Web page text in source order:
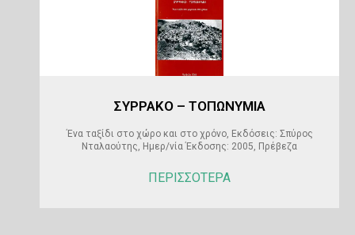
ΣΥΡΡΑΚΟ – ΤΟΠΩΝΥΜΙΑ
Ένα ταξίδι στο χώρο και στο χρόνο, Εκδόσεις: Σπύρος
Νταλαούτης, Ημερ/νία Έκδοσης: 2005, Πρέβεζα
ΠΕΡΙΣΣΟΤΕΡΑ